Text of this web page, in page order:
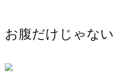
お腹だけじゃな